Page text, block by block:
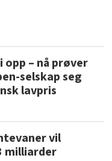
– nå prøver
selskap seg
lavpris
vil
milliarder